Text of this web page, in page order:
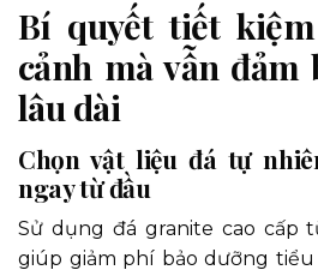
Bí quyết tiết
cảnh mà vẫn đảm
lâu dài
Chọn vật liệu đá tự
ngay từ đầu
Sử dụng đá granite cao cấp
giúp giảm phí bảo dưỡng